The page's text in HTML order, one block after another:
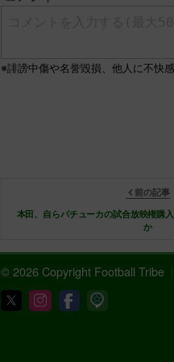
前の記事
本田、自らパチューカの試合放映権購
か
© 2026 Copyright Football Tribe